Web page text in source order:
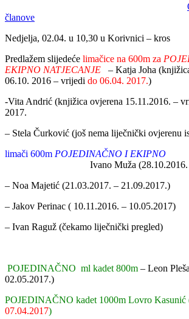
članove
Nedjelja, 02.04. u 10,30 u Korivnici – kros
Predlažem slijedeće limačice na 600m za
EKIPNO NATJECANJE
– Katja Joha
06.10. 2016 – vrijedi do 06.04. 2017.)
-Vita Andrić (knjižica ovjerena 15.11.2016. –
2017.
– Stela Čurković (još nema liječnički ovjerenu
limači 600m POJEDINAČNO I EKIPNO
Ivano Muža (28.10.2016.
– Noa Majetić (21.03.2017. – 21.09.2017.)
– Jakov Perinac ( 10.11.2016. – 10.05.2017)
– Ivan Raguž (čekamo liječnički pregled)
POJEDINAČNO ml kadet 800m – Leon
02.05.2017.)
POJEDINAČNO kadet 1000m Lovro Kasunić
07.04.2017)